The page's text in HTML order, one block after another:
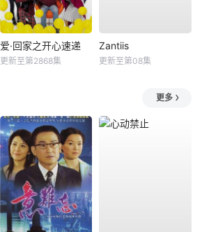
爱·回家之开心速递
更新至第2868集
Zantiis
更新至第08集
更多